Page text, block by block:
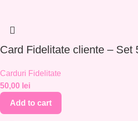
Card Fidelitate cliente – Set
Carduri Fidelitate
50,00 lei
Add to cart